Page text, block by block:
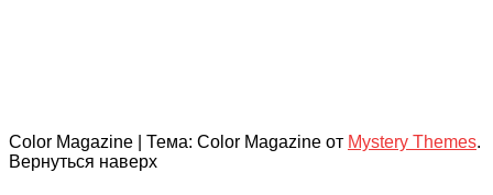
Color Magazine Тема: Color Magazine от Mystery Themes.
Вернуться наверх